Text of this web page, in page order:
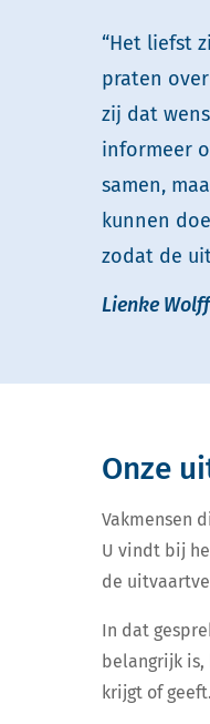
“Het liefst
praten
zij dat
informeer
samen,
kunnen
zodat de
Lienke Wolff
Onze
Vakmensen
U vindt bij
de
In dat
belangrijk is,
krijgt of geeft.